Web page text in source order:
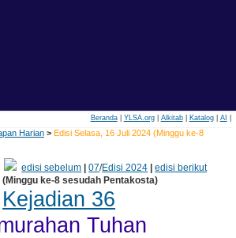
Beranda| YLSA.org| Alkitab| Katalog| AI
Harian > Edisi Selasa, 16 Juli 2024 (Minggu ke-8
edisi sebelum |07/Edisi 2024 |edisi berikut
ke-8 sesudah Pentakosta)
Kejadian 36
Tuhan